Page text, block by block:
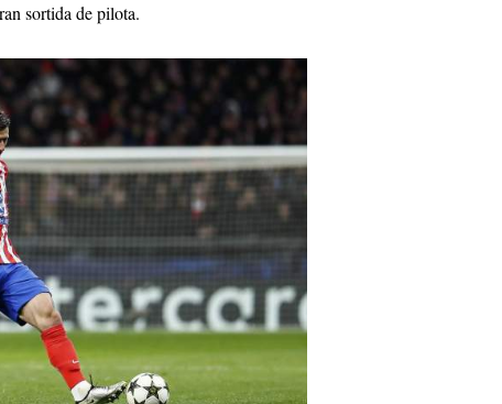
sortida de pilota.